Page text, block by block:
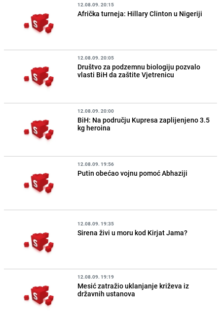
12.08.09. 20:15
Afrička turneja: Hillary Clinton u Nigeriji
12.08.09. 20:05
Društvo za podzemnu biologiju pozvalo
vlasti BiH da zaštite Vjetrenicu
12.08.09. 20:00
BiH: Na području Kupresa zaplijenjeno 3.5
kg heroina
12.08.09. 19:56
Putin obećao vojnu pomoć Abhaziji
12.08.09. 19:35
Sirena živi u moru kod Kirjat Jama?
12.08.09. 19:19
Mesić zatražio uklanjanje križeva iz
državnih ustanova